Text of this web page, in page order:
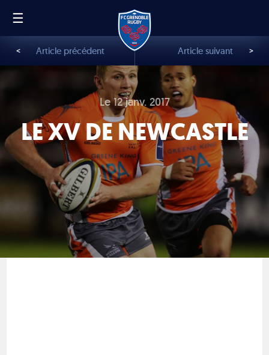
☰
Le 12 janv. 2017
LE XV DE NEWCASTLE
< Article précédent Article suivant >